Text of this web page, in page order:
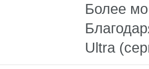
Более
Ultra